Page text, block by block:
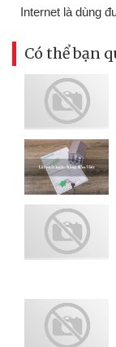
Internet là dùng
Có thể bạn